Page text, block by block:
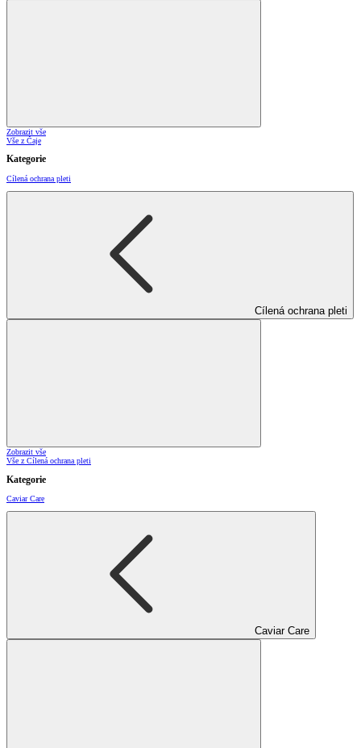
Zobrazit vše
Vše z Čaje
Kategorie
Cílená ochrana pleti
Cílená ochrana pleti
Zobrazit vše
Vše z Cílená ochrana pleti
Kategorie
Caviar Care
Caviar Care